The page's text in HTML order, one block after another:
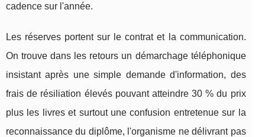
cadence sur l'année.
Les réserves portent sur le contrat et la communication.
On trouve dans les retours un démarchage téléphonique
insistant après une simple demande d'information, des
frais de résiliation élevés pouvant atteindre 30 % du prix
plus les livres et surtout une confusion entretenue sur la
reconnaissance du diplôme, l'organisme ne délivrant pas